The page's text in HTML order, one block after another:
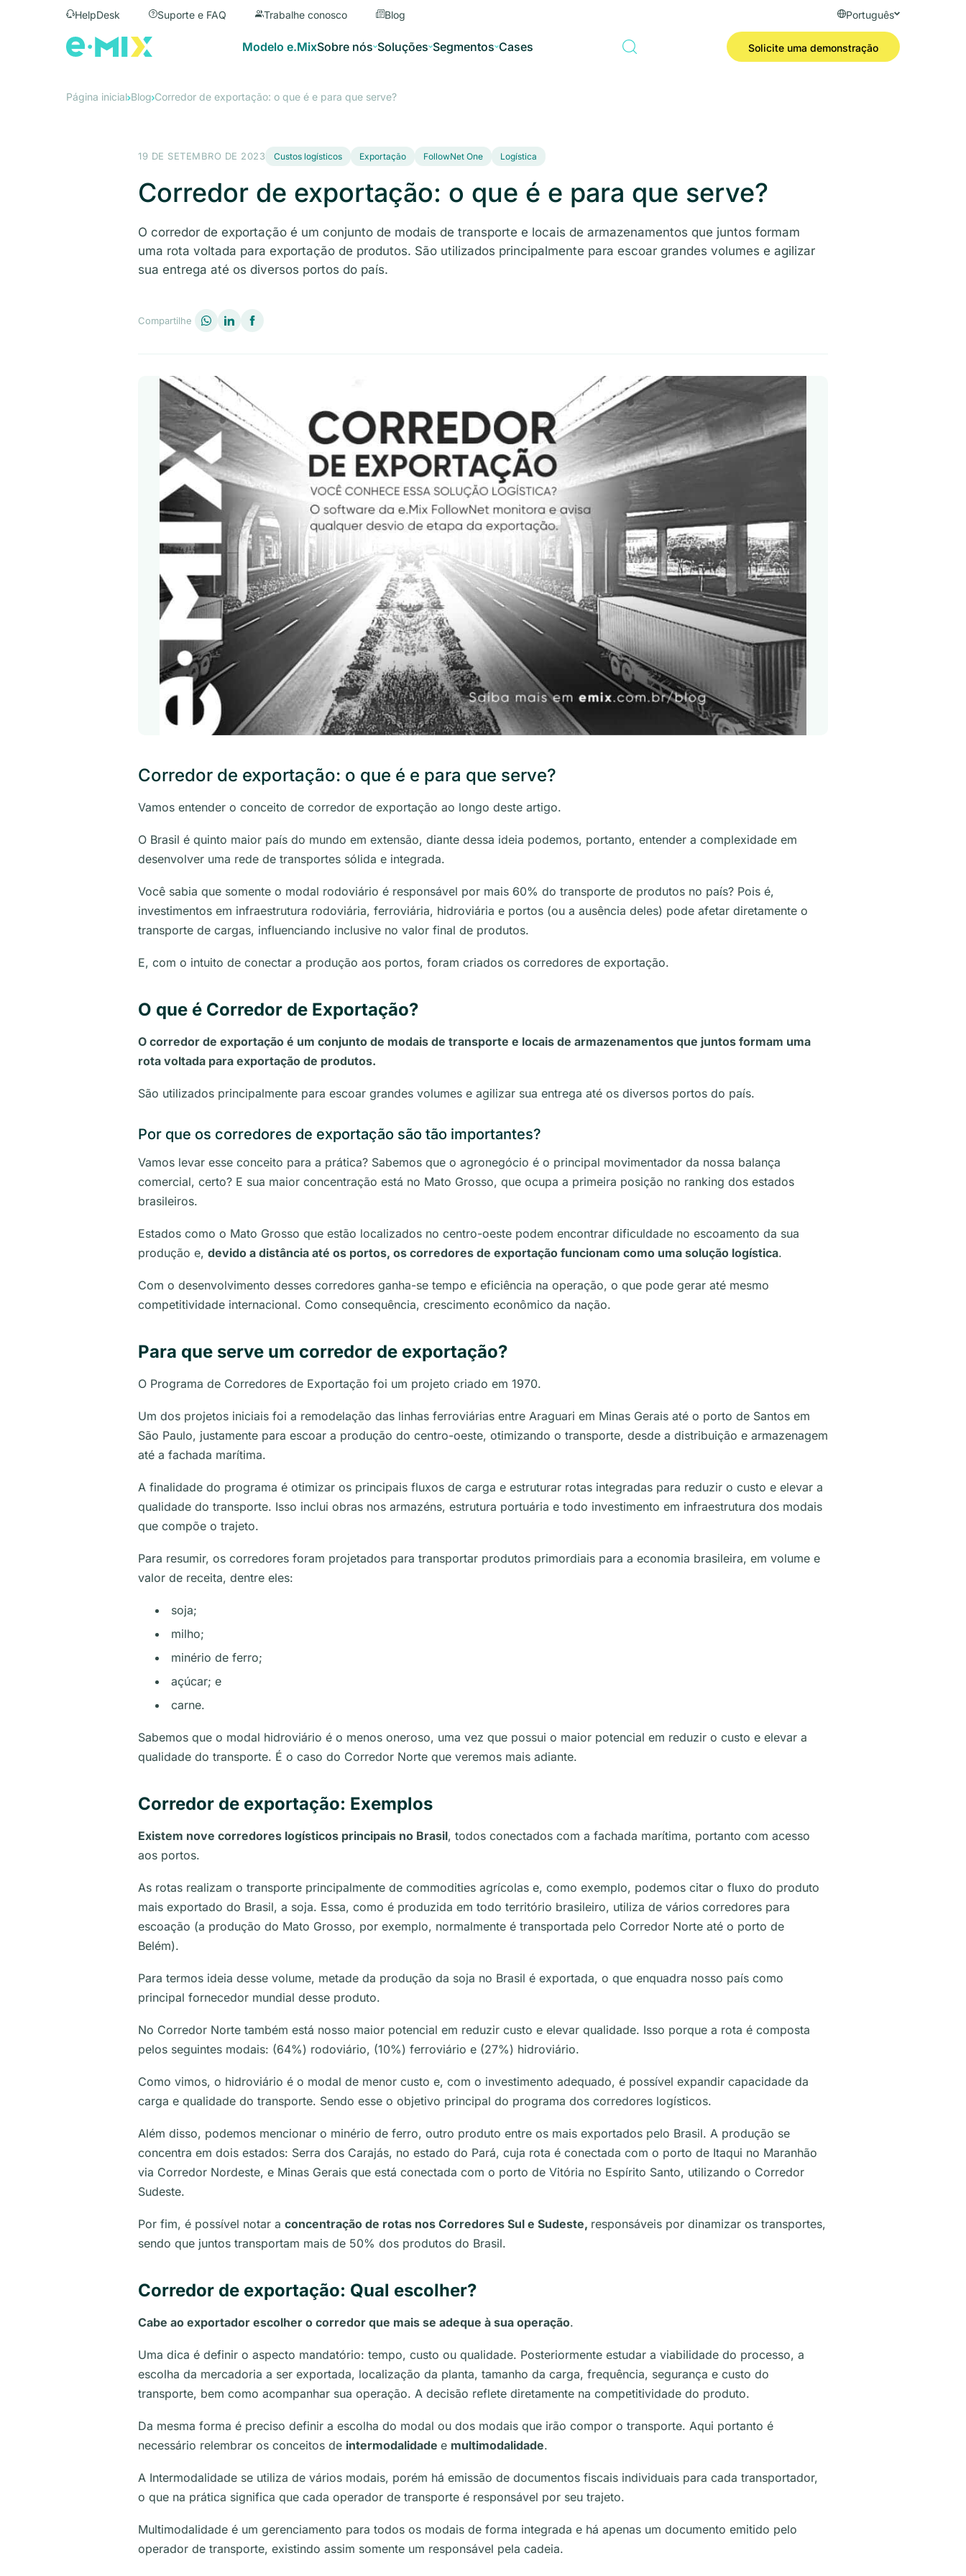
HelpDesk Suporte e FAQ Trabalhe conosco Blog Português
Modelo e.MixSobre nós Soluções Segmentos Cases Solicite uma demonstração
Página inicial Blog Corredor de exportação: o que é e para que serve?
19 DE SETEMBRO DE 2023 Custos logísticos Exportação FollowNet One Logística
Corredor de exportação: o que é e para que serve?
O corredor de exportação é um conjunto de modais de transporte e locais de armazenamentos que juntos formam
uma rota voltada para exportação de produtos. São utilizados principalmente para escoar grandes volumes e agilizar
sua entrega até os diversos portos do país.
Compartilhe
Corredor de exportação: o que é e para que serve?
Vamos entender o conceito de corredor de exportação ao longo deste artigo.
O Brasil é quinto maior país do mundo em extensão, diante dessa ideia podemos, portanto, entender a complexidade em
desenvolver uma rede de transportes sólida e integrada.
Você sabia que somente o modal rodoviário é responsável por mais 60% do transporte de produtos no país? Pois é,
investimentos em infraestrutura rodoviária, ferroviária, hidroviária e portos (ou a ausência deles) pode afetar diretamente o
transporte de cargas, influenciando inclusive no valor final de produtos.
E, com o intuito de conectar a produção aos portos, foram criados os corredores de exportação.
O que é Corredor de Exportação?
O corredor de exportação é um conjunto de modais de transporte e locais de armazenamentos que juntos formam uma
rota voltada para exportação de produtos.
São utilizados principalmente para escoar grandes volumes e agilizar sua entrega até os diversos portos do país.
Por que os corredores de exportação são tão importantes?
Vamos levar esse conceito para a prática? Sabemos que o agronegócio é o principal movimentador da nossa balança
comercial, certo? E sua maior concentração está no Mato Grosso, que ocupa a primeira posição no ranking dos estados
brasileiros.
Estados como o Mato Grosso que estão localizados no centro-oeste podem encontrar dificuldade no escoamento da sua
produção e, devido a distância até os portos, os corredores de exportação funcionam como uma solução logística.
Com o desenvolvimento desses corredores ganha-se tempo e eficiência na operação, o que pode gerar até mesmo
competitividade internacional. Como consequência, crescimento econômico da nação.
Para que serve um corredor de exportação?
O Programa de Corredores de Exportação foi um projeto criado em 1970.
Um dos projetos iniciais foi a remodelação das linhas ferroviárias entre Araguari em Minas Gerais até o porto de Santos em
São Paulo, justamente para escoar a produção do centro-oeste, otimizando o transporte, desde a distribuição e armazenagem
até a fachada marítima.
A finalidade do programa é otimizar os principais fluxos de carga e estruturar rotas integradas para reduzir o custo e elevar a
qualidade do transporte. Isso inclui obras nos armazéns, estrutura portuária e todo investimento em infraestrutura dos modais
que compõe o trajeto.
Para resumir, os corredores foram projetados para transportar produtos primordiais para a economia brasileira, em volume e
valor de receita, dentre eles:
soja;
milho;
minério de ferro;
açúcar; e
carne.
Sabemos que o modal hidroviário é o menos oneroso, uma vez que possui o maior potencial em reduzir o custo e elevar a
qualidade do transporte. É o caso do Corredor Norte que veremos mais adiante.
Corredor de exportação: Exemplos
Existem nove corredores logísticos principais no Brasil, todos conectados com a fachada marítima, portanto com acesso
aos portos.
As rotas realizam o transporte principalmente de commodities agrícolas e, como exemplo, podemos citar o fluxo do produto
mais exportado do Brasil, a soja. Essa, como é produzida em todo território brasileiro, utiliza de vários corredores para
escoação (a produção do Mato Grosso, por exemplo, normalmente é transportada pelo Corredor Norte até o porto de
Belém).
Para termos ideia desse volume, metade da produção da soja no Brasil é exportada, o que enquadra nosso país como
principal fornecedor mundial desse produto.
No Corredor Norte também está nosso maior potencial em reduzir custo e elevar qualidade. Isso porque a rota é composta
pelos seguintes modais: (64%) rodoviário, (10%) ferroviário e (27%) hidroviário.
Como vimos, o hidroviário é o modal de menor custo e, com o investimento adequado, é possível expandir capacidade da
carga e qualidade do transporte. Sendo esse o objetivo principal do programa dos corredores logísticos.
Além disso, podemos mencionar o minério de ferro, outro produto entre os mais exportados pelo Brasil. A produção se
concentra em dois estados: Serra dos Carajás, no estado do Pará, cuja rota é conectada com o porto de Itaqui no Maranhão
via Corredor Nordeste, e Minas Gerais que está conectada com o porto de Vitória no Espírito Santo, utilizando o Corredor
Sudeste.
Por fim, é possível notar a concentração de rotas nos Corredores Sul e Sudeste, responsáveis por dinamizar os transportes,
sendo que juntos transportam mais de 50% dos produtos do Brasil.
Corredor de exportação: Qual escolher?
Cabe ao exportador escolher o corredor que mais se adeque à sua operação.
Uma dica é definir o aspecto mandatório: tempo, custo ou qualidade. Posteriormente estudar a viabilidade do processo, a
escolha da mercadoria a ser exportada, localização da planta, tamanho da carga, frequência, segurança e custo do
transporte, bem como acompanhar sua operação. A decisão reflete diretamente na competitividade do produto.
Da mesma forma é preciso definir a escolha do modal ou dos modais que irão compor o transporte. Aqui portanto é
necessário relembrar os conceitos de intermodalidade e multimodalidade.
A Intermodalidade se utiliza de vários modais, porém há emissão de documentos fiscais individuais para cada transportador,
o que na prática significa que cada operador de transporte é responsável por seu trajeto.
Multimodalidade é um gerenciamento para todos os modais de forma integrada e há apenas um documento emitido pelo
operador de transporte, existindo assim somente um responsável pela cadeia.